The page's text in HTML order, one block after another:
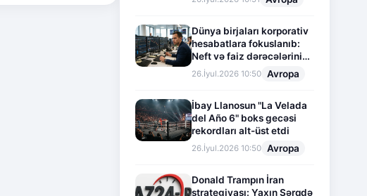
Dünya birjaları korporativ
hesabatlara fokuslanıb:
Neft və faiz dərəcələrinin
təsiri altında cari vəziyyət
26.İyul.2026 10:50 Avropa
İbay Llanosun "La Velada
del Año 6" boks gecəsi
rekordları alt-üst etdi
26.İyul.2026 10:50 Avropa
Donald Trampın İran
strategiyası: Yaxın Şərqdə